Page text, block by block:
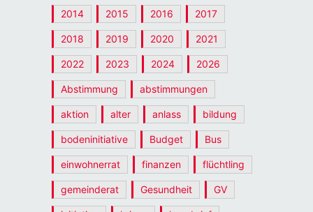
2014 2015 2016 2017
2018 2019 2020 2021
2022 2023 2024 2026
Abstimmung abstimmungen
aktion alter anlass bildung
bodeninitiative Budget Bus
einwohnerrat finanzen flüchtling
gemeinderat Gesundheit GV